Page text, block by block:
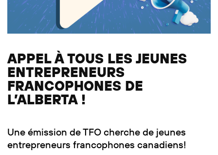
APPEL À TOUS LES JEUNES
ENTREPRENEURS
FRANCOPHONES DE
L’ALBERTA !
Une émission de TFO cherche de jeunes
entrepreneurs francophones canadiens!